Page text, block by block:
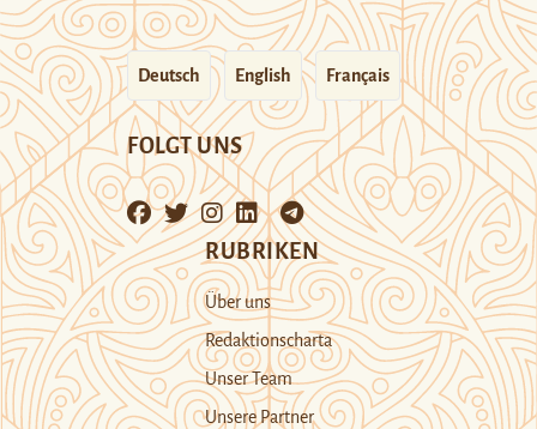
Deutsch English Français
FOLGT UNS
RUBRIKEN
Über uns
Redaktionscharta
Unser Team
Unsere Partner